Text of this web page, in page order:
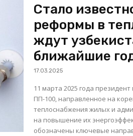
Стало
реформы в
ждут
ближайшие
17.03.2025
11 марта 2025 года
ПП-100, направленное на
теплоснабжения жилых и
на повышение их
обозначены ключевые